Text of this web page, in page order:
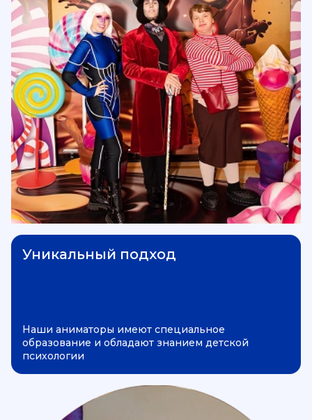
Уникальный подход
Наши аниматоры имеют специальное
образование и обладают знанием детской
психологии